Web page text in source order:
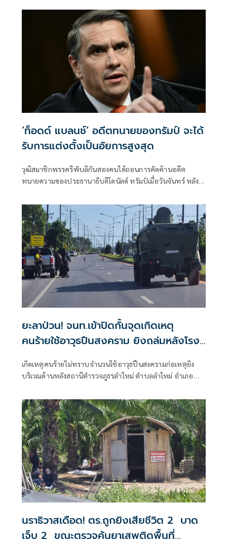
มาระบุว่า นายป๋องเป็นเด็กเดินยาของตำรวจ สภ.ห้วยใหญ่
‘ท็อดด์ แบลนช์’ อดีตทนายของทรัมป์ จะได้
รับการแต่งตั้งเป็นอัยการสูงสุด
วุฒิสมาชิกพรรครีพับลิกันสองคนได้ถอนการคัดค้านอดีต
ทนายความของประธานาธิบดีโดนัลด์ ทรัมป์เมื่อวันจันทร์ หลัง
เถียง คณะกรรมการตุลาการวุฒิสภามีกำหนดลงคะแนนเสียง
เกี่ยวกับแบลนช์ในวันอังคารนี้ ตามด้วยการลงคะแนนเสียงโดย
วุฒิสภาทั้งหมดภายในสัปดาห์นี้
ยะลาป่วน! จนท.เข้าปิดกั้นจุดเกิดเหตุ
คนร้ายใช้อาวุธปืนสงคราม ยิงถล่มหลังโรง
เกิดเหตุคนร้ายไม่ทราบจำนวนใช้อาวุธปืนสงครามก่อเหตุยิง
บริเวณด้านหลังสถานีตำรวจภูธรลำใหม่ ตำบลลำใหม่ อำเภอ
นราธิวาสเดือด! ตร.ถูกยิงเสียชีวิต 2 บาด
เจ็บ 2 ขณะตรวจค้นยาเสพติดพื้นที่